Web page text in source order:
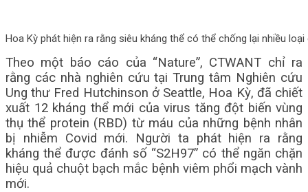
Hoa Kỳ phát hiện ra rằng siêu kháng thể có thể chống lại nhiều
Theo một báo cáo của “Nature”, CTWANT chỉ ra
rằng các nhà nghiên cứu tại Trung tâm Nghiên cứu
Ung thư Fred Hutchinson ở Seattle, Hoa Kỳ, đã chiết
xuất 12 kháng thể mới của virus tăng đột biến vùng
thụ thể protein (RBD) từ máu của những bệnh nhân
bị nhiễm Covid mới. Người ta phát hiện ra rằng
kháng thể được đánh số “S2H97” có thể ngăn chặn
hiệu quả chuột bạch mắc bệnh viêm phổi mạch vành
mới.